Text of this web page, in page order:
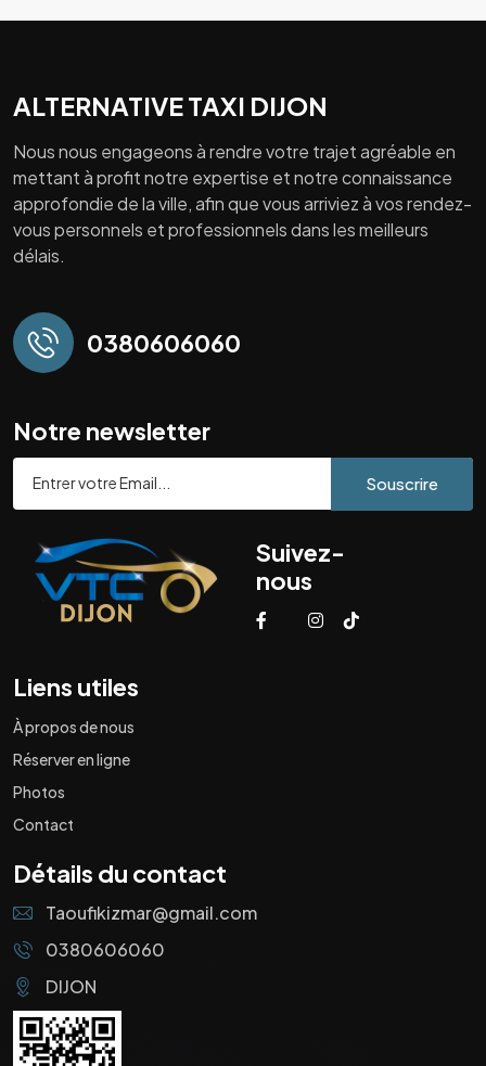
ALTERNATIVE TAXI DIJON
Nous nous engageons à rendre votre trajet agréable en
mettant à profit notre expertise et notre connaissance
approfondie de la ville, afin que vous arriviez à vos rendez-
vous personnels et professionnels dans les meilleurs
délais.
0380606060
Notre newsletter
Souscrire
Suivez-
nous
Liens utiles
À propos de nous
Réserver en ligne
Photos
Contact
Détails du contact
Taoufikizmar@gmail.com
0380606060
DIJON